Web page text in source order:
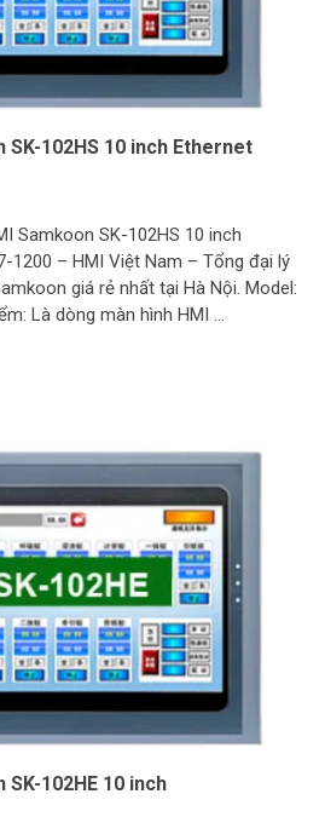
SK-102HS 10 inch Ethernet
Samkoon SK-102HS 10 inch
1200 – HMI Việt Nam – Tổng đại lý
giá rẻ nhất tại Hà Nội. Model:
Là dòng màn hình HMI …
SK-102HE 10 inch